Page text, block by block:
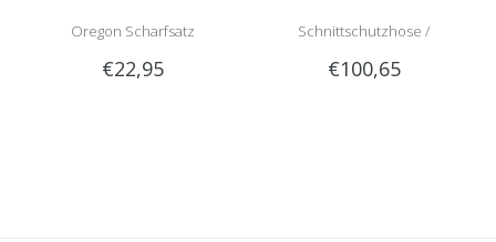
Oregon Scharfsatz
€22,95
Schnittschutzhose /
Schnittschutzlatzhose Sip
€100,65